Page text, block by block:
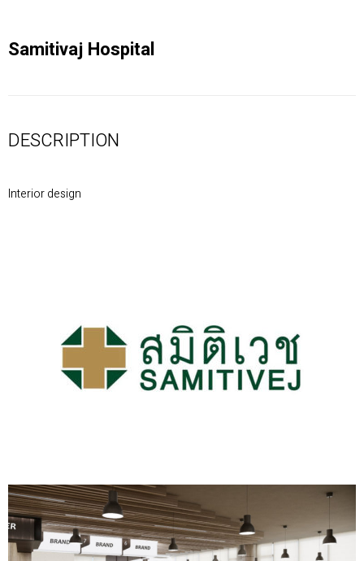
Samitivaj Hospital
DESCRIPTION
Interior design